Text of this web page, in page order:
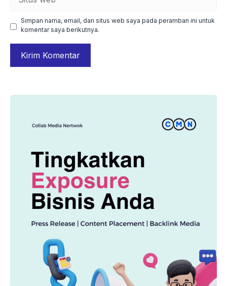
web
Simpan nama, email, dan situs web saya pada peramban ini untuk
komentar saya berikutnya.